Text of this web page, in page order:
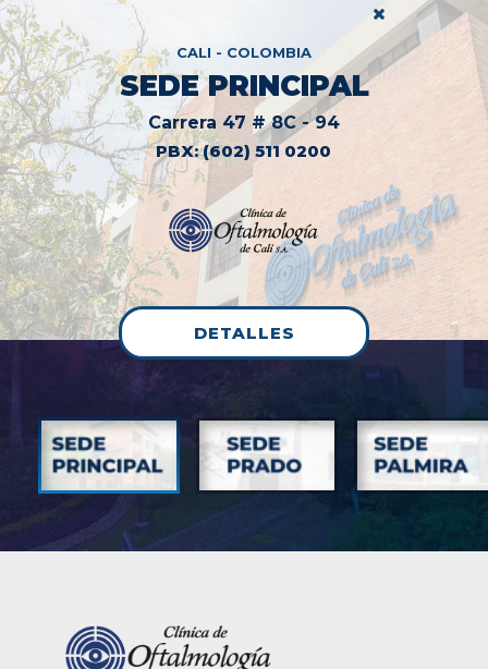
Carrera 47 # 8C - 94
SEDE PRINCIPAL
CALI - COLOMBIA
DETALLES
PBX: (602) 511 0200